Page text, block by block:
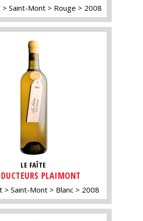
Saint-Mont Rouge 2008
LE FAÎTE
PLAIMONT
Saint-Mont Blanc 2008